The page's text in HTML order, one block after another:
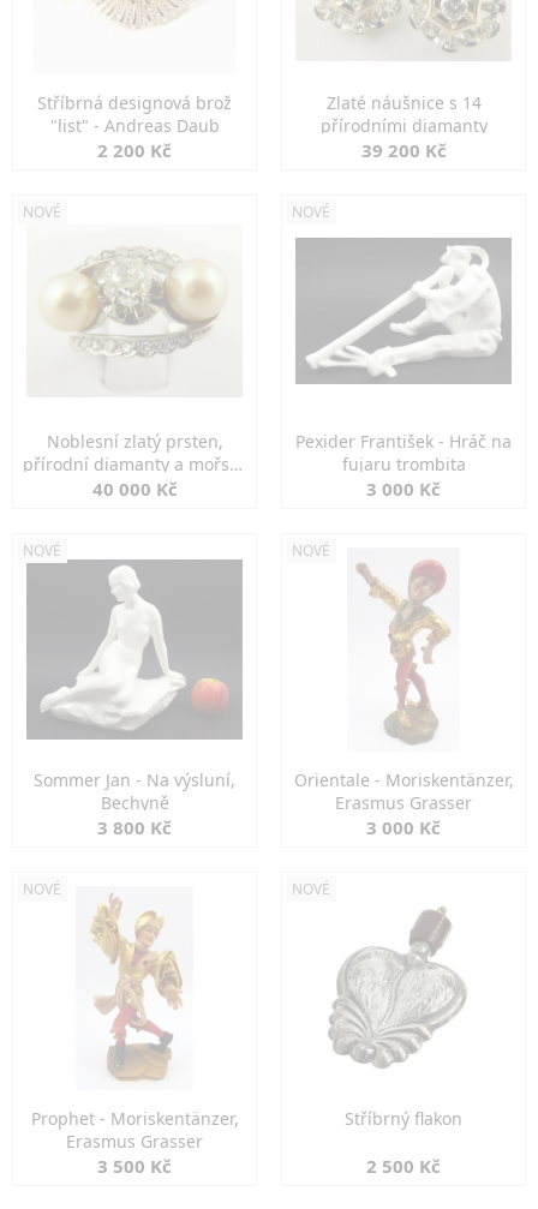
Stříbrná designová brož
"list" - Andreas Daub
2 200 Kč
Zlaté náušnice s 14
přírodními diamanty
39 200 Kč
NOVÉ
Noblesní zlatý prsten,
přírodní diamanty a mořské
perly
40 000 Kč
NOVÉ
Pexider František - Hráč na
fujaru trombita
3 000 Kč
NOVÉ
Sommer Jan - Na výsluní,
Bechyně
3 800 Kč
NOVÉ
Orientale - Moriskentänzer,
Erasmus Grasser
3 000 Kč
NOVÉ
Prophet - Moriskentänzer,
Erasmus Grasser
3 500 Kč
NOVÉ
Stříbrný flakon
2 500 Kč